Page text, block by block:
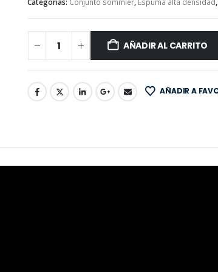
AÑADIR AL CARRITO
AÑADIR A